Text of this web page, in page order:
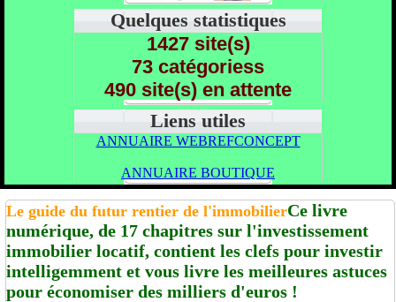
Quelques statistiques
1427 site(s)
73 catégoriess
490 site(s) en attente
Liens utiles
ANNUAIRE WEBREFCONCEPT
ANNUAIRE BOUTIQUE
Le guide du futur rentier de l'immobilierCe livre
numérique, de 17 chapitres sur l'investissement
immobilier locatif, contient les clefs pour investir
intelligemment et vous livre les meilleures astuces
pour économiser des milliers d'euros !